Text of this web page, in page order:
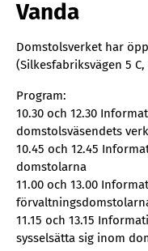
Vanda
Domstolsverket har
(Silkesfabriksvägen 5
Program:
10.30 och 12.30
domstolsväsendets
10.45 och 12.45
domstolarna
11.00 och 13.00
11.15 och 13.15
sysselsätta sig inom